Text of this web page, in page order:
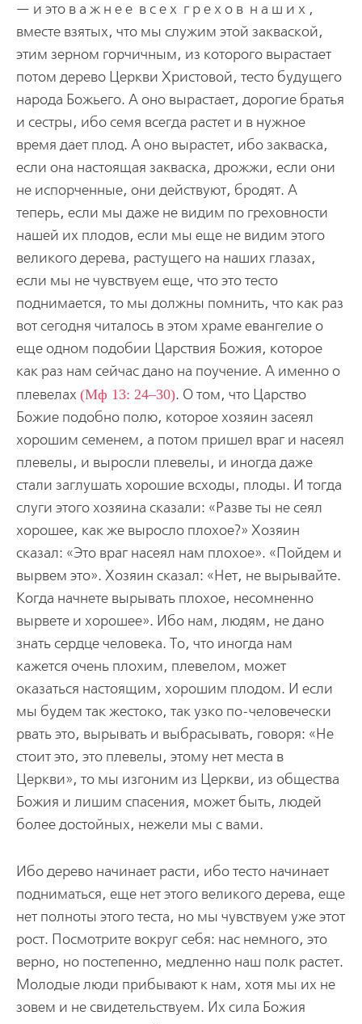
— и это в а ж н е е в с е х г р е х о в н а ш и х ,
вместе взятых, что мы служим этой закваской,
этим зерном горчичным, из которого вырастает
потом дерево Церкви Христовой, тесто будущего
народа Божьего. А оно вырастает, дорогие братья
и сестры, ибо семя всегда растет и в нужное
время дает плод. А оно вырастет, ибо закваска,
если она настоящая закваска, дрожжи, если они
не испорченные, они действуют, бродят. А
теперь, если мы даже не видим по греховности
нашей их плодов, если мы еще не видим этого
великого дерева, растущего на наших глазах,
если мы не чувствуем еще, что это тесто
поднимается, то мы должны помнить, что как раз
вот сегодня читалось в этом храме евангелие о
еще одном подобии Царствия Божия, которое
как раз нам сейчас дано на поучение. А именно о
плевелах (Мф 13: 24–30). О том, что Царство
Божие подобно полю, которое хозяин засеял
хорошим семенем, а потом пришел враг и насеял
плевелы, и выросли плевелы, и иногда даже
стали заглушать хорошие всходы, плоды. И тогда
слуги этого хозяина сказали: «Разве ты не сеял
хорошее, как же выросло плохое?» Хозяин
сказал: «Это враг насеял нам плохое». «Пойдем и
вырвем это». Хозяин сказал: «Нет, не вырывайте.
Когда начнете вырывать плохое, несомненно
вырвете и хорошее». Ибо нам, людям, не дано
знать сердце человека. То, что иногда нам
кажется очень плохим, плевелом, может
оказаться настоящим, хорошим плодом. И если
мы будем так жестоко, так узко по-человечески
рвать это, вырывать и выбрасывать, говоря: «Не
стоит это, это плевелы, этому нет места в
Церкви», то мы изгоним из Церкви, из общества
Божия и лишим спасения, может быть, людей
более достойных, нежели мы с вами.
Ибо дерево начинает расти, ибо тесто начинает
подниматься, еще нет этого великого дерева, еще
нет полноты этого теста, но мы чувствуем уже этот
рост. Посмотрите вокруг себя: нас немного, это
верно, но постепенно, медленно наш полк растет.
Молодые люди прибывают к нам, хотя мы их не
зовем и не свидетельствуем. Их сила Божия